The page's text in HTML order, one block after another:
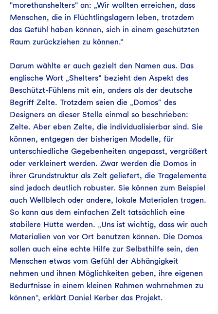
"morethanshelters" an: „Wir wollten erreichen, dass
Menschen, die in Flüchtlingslagern leben, trotzdem
das Gefühl haben können, sich in einem geschützten
Raum zurückziehen zu können.“
Darum wählte er auch gezielt den Namen aus. Das
englische Wort „Shelters“ bezieht den Aspekt des
Beschützt-Fühlens mit ein, anders als der deutsche
Begriff Zelte. Trotzdem seien die „Domos“ des
Designers an dieser Stelle einmal so beschrieben:
Zelte. Aber eben Zelte, die individualisierbar sind. Sie
können, entgegen der bisherigen Modelle, für
unterschiedliche Gegebenheiten angepasst, vergrößert
oder verkleinert werden. Zwar werden die Domos in
ihrer Grundstruktur als Zelt geliefert, die Tragelemente
sind jedoch deutlich robuster. Sie können zum Beispiel
auch Wellblech oder andere, lokale Materialen tragen.
So kann aus dem einfachen Zelt tatsächlich eine
stabilere Hütte werden. „Uns ist wichtig, dass wir auch
Materialien von vor Ort benutzen können. Die Domos
sollen auch eine echte Hilfe zur Selbsthilfe sein, den
Menschen etwas vom Gefühl der Abhängigkeit
nehmen und ihnen Möglichkeiten geben, ihre eigenen
Bedürfnisse in einem kleinen Rahmen wahrnehmen zu
können“, erklärt Daniel Kerber das Projekt.